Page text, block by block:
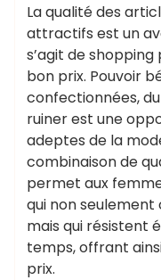
La qualité des
attractifs est un
s’agit de
bon prix. Pouvoir
confectionnées,
ruiner est une
adeptes de la
combinaison de
permet aux
qui non
mais qui résistent
temps, offrant
prix.